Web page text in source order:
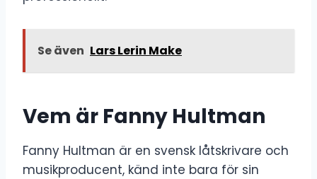
Se även Lars Lerin Make
Vem är Fanny Hultman
Fanny Hultman är en svensk låtskrivare och
musikproducent, känd inte bara för sin